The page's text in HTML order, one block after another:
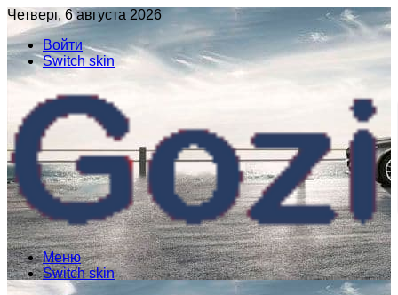
Четверг, 6 августа 2026
Войти
Switch skin
Меню
Switch skin